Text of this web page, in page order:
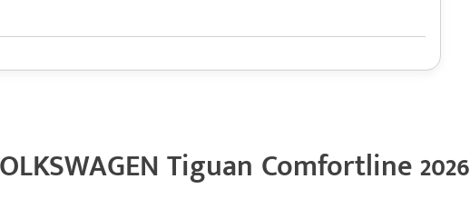
Tiguan Comfortline 2026